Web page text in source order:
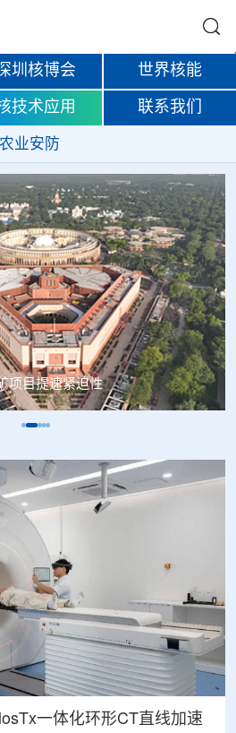
圳核博会 世界核能
技术应用 联系我们
农业安防
国同辐持股90%打通核医疗全产业链
一体化环形CT直线加速